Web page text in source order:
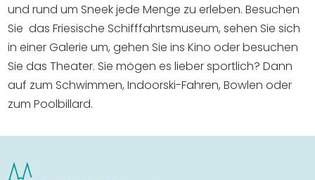
Häufig besuchte Seiten:
Sneek mit Kinder
VVV Sneek
und rund um Sneek jede Menge zu erleben. Besuchen
Sie das Friesische Schifffahrtsmuseum, sehen Sie sich
in einer Galerie um, gehen Sie ins Kino oder besuchen
Sie das Theater. Sie mögen es lieber sportlich? Dann
auf zum Schwimmen, Indoorski-Fahren, Bowlen oder
zum Poolbillard.